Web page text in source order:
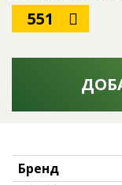
551
Бренд